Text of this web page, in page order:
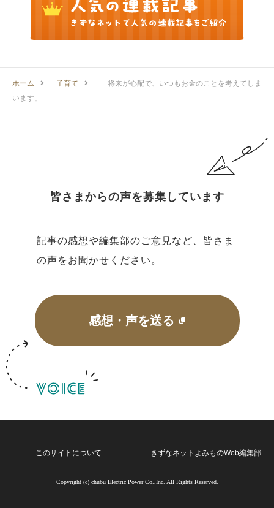
ホーム 子育て
「将来が心配で、いつもお金のことを考えてしま
います」
皆さまからの声を募集しています
記事の感想や編集部のご意見など、皆さま
の声をお聞かせください。
感想・声を送る
このサイトについて きずなネットよみものWeb編集部
Copyright (c) chubu Electric Power Co.,Inc. All Rights Reserved.